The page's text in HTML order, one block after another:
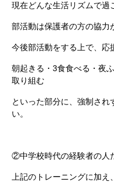
現在どんな生活リズムで過
部活動は保護者の方の協力
今後部活動をする上で、応
朝起きる・3食食べる・夜
取り組む
といった部分に、強制され
い。
②中学校時代の経験者の人
上記のトレーニングに加